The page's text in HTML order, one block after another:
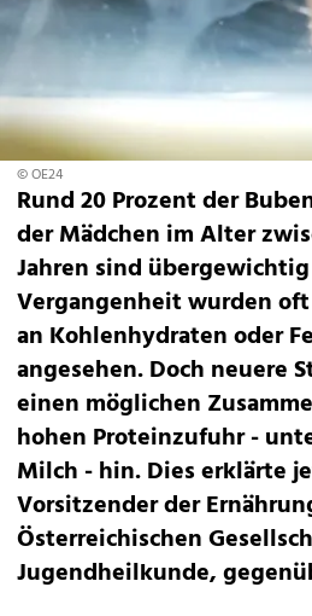
© OE24
Rund 20 Prozent der
der Mädchen im Alter
Jahren sind
Vergangenheit wurden
an Kohlenhydraten oder
angesehen. Doch neuere
einen möglichen
hohen Proteinzufuhr -
Milch - hin. Dies erklärte
Vorsitzender der
Österreichischen
Jugendheilkunde,